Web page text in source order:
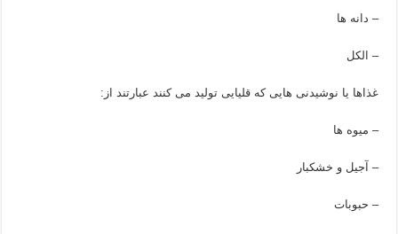
– دانه ها
– الکل
غذاها یا نوشیدنی هایی که قلیایی تولید می کنند عبارتند از:
– میوه ها
– آجیل و خشکبار
– حبوبات